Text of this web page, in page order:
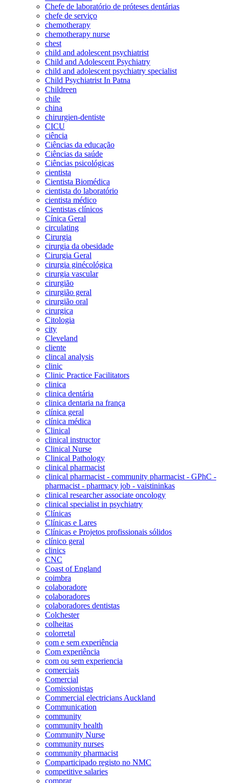
Chefe de laboratório de próteses dentárias
chefe de serviço
chemotherapy
chemotherapy nurse
chest
child and adolescent psychiatrist
Child and Adolescent Psychiatry
child and adolescent psychiatry specialist
Child Psychiatrist In Patna
Childreen
chile
china
chirurgien-dentiste
CICU
ciência
Ciências da educação
Ciências da saúde
Ciências psicológicas
cientista
Cientista Biomédica
cientista do laboratório
cientista médico
Cientistas clínicos
Cínica Geral
circulating
Cirurgia
cirurgia da obesidade
Cirurgia Geral
cirurgia ginécológica
cirurgia vascular
cirurgião
cirurgião geral
cirurgião oral
cirurgica
Citologia
city
Cleveland
cliente
clincal analysis
clinic
Clinic Practice Facilitators
clinica
clinica dentária
clinica dentaria na frança
clínica geral
clínica médica
Clinical
clinical instructor
Clinical Nurse
Clinical Pathology
clinical pharmacist
clinical pharmacist - community pharmacist - GPhC -
pharmacist - pharmacy job - vaistininkas
clinical researcher associate oncology
clinical specialist in psychiatry
Clínicas
Clínicas e Lares
Clínicas e Projetos profissionais sólidos
clínico geral
clinics
CNC
Coast of England
coimbra
colaboradore
colaboradores
colaboradores dentistas
Colchester
colheitas
colorretal
com e sem experiência
Com experiência
com ou sem experiencia
comerciais
Comercial
Comissionistas
Commercial electricians Auckland
Communication
community
community health
Community Nurse
community nurses
community pharmacist
Comparticipado registo no NMC
competitive salaries
comprar